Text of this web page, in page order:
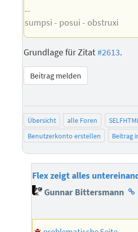
--
sumpsi - posui - obstruxi
Grundlage für Zitat#2613.
Beitrag melden
Übersicht alle Foren
Benutzerkonto erstellen
Beitrag
Flex zeigt alles
Gunnar Bittersmann